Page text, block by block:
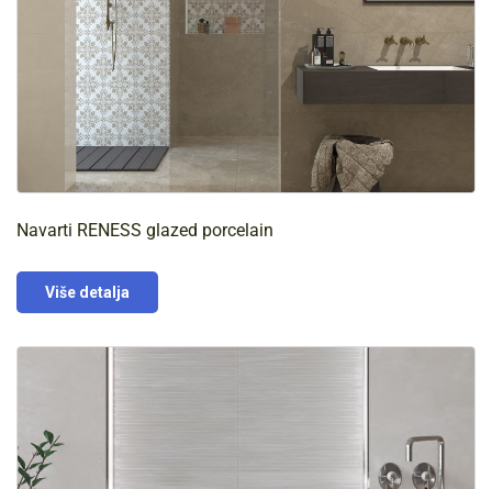
Navarti RENESS glazed porcelain
Više detalja